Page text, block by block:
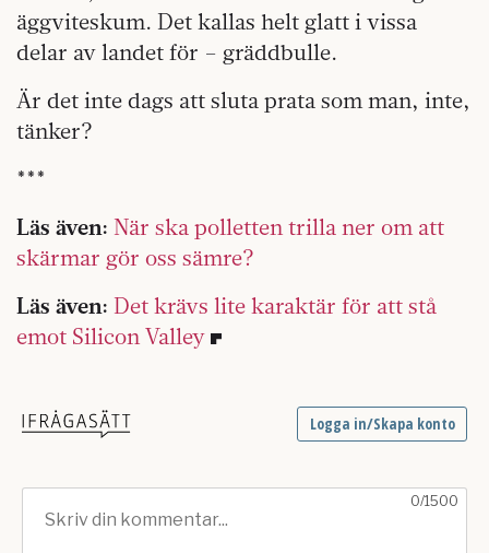
äggviteskum. Det kallas helt glatt i vissa
delar av landet för – gräddbulle.
Är det inte dags att sluta prata som man, inte,
tänker?
***
Läs även: När ska polletten trilla ner om att
skärmar gör oss sämre?
Läs även: Det krävs lite karaktär för att stå
emot Silicon Valley